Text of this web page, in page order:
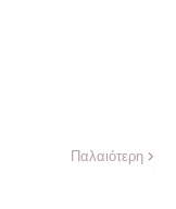
Παλαιότερη